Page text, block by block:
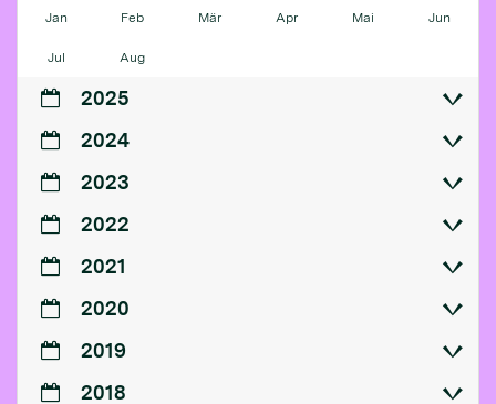
Jan Feb Mär Apr Mai Jun
Jul Aug
2025
2024
2023
2022
2021
2020
2019
2018